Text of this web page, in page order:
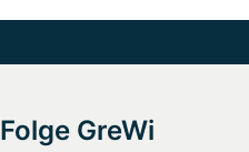
Folge GreWi